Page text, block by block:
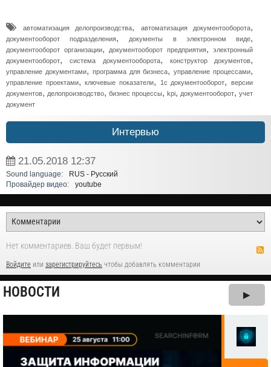
автоматизация делопроизводства, автоматизация документооборота,
документооборот подразделения, документы в электронном виде,
документооборот организации, документооборот предприятия,
электронный
документооборот,система документооборота, конструктор документов,
управление документами, программа для бизнеса,управление процессами,
управление проектами,ключевые показатели, 1c документооборот,версии
документов, делопроизводство, бизнес процессы, kpi, документооборот, учет
документ
Интервью
21.05.2018 12:37
Sound language:
RUS - Русский
Провайдер видео:
youtube
Нет комментариев. Ваш будет первым!
Войдите или зарегистрируйтесь чтобы добавлять комментарии
НОВОСТИ ▶